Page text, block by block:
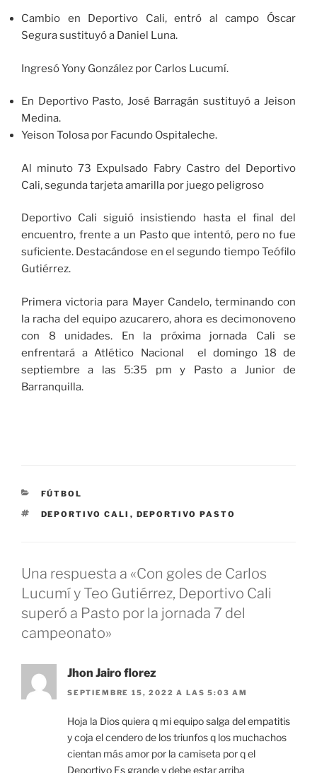
Cambio en Deportivo Cali, entró al campo Óscar
Segura sustituyó a Daniel Luna.
Ingresó Yony González por Carlos Lucumí.
En Deportivo Pasto, José Barragán sustituyó a Jeison
Medina.
Yeison Tolosa por Facundo Ospitaleche.
Al minuto 73 Expulsado Fabry Castro del Deportivo
Cali, segunda tarjeta amarilla por juego peligroso
Deportivo Cali siguió insistiendo hasta el final del
encuentro, frente a un Pasto que intentó, pero no fue
suficiente. Destacándose en el segundo tiempo Teófilo
Gutiérrez.
Primera victoria para Mayer Candelo, terminando con
la racha del equipo azucarero, ahora es decimonoveno
con 8 unidades. En la próxima jornada Cali se
enfrentará a Atlético Nacional el domingo 18 de
septiembre a las 5:35 pm y Pasto a Junior de
Barranquilla.
CATEGORÍAS
FÚTBOL
ETIQUETAS
DEPORTIVO CALI , DEPORTIVO PASTO
Una respuesta a «Con goles de Carlos
Lucumí y Teo Gutiérrez, Deportivo Cali
superó a Pasto por la jornada 7 del
campeonato»
Jhon Jairo florez
SEPTIEMBRE 15, 2022 A LAS 5:03 AM
Hoja la Dios quiera q mi equipo salga del empatitis
y coja el cendero de los triunfos q los muchachos
cientan más amor por la camiseta por q el
Deportivo Es grande y debe estar arriba